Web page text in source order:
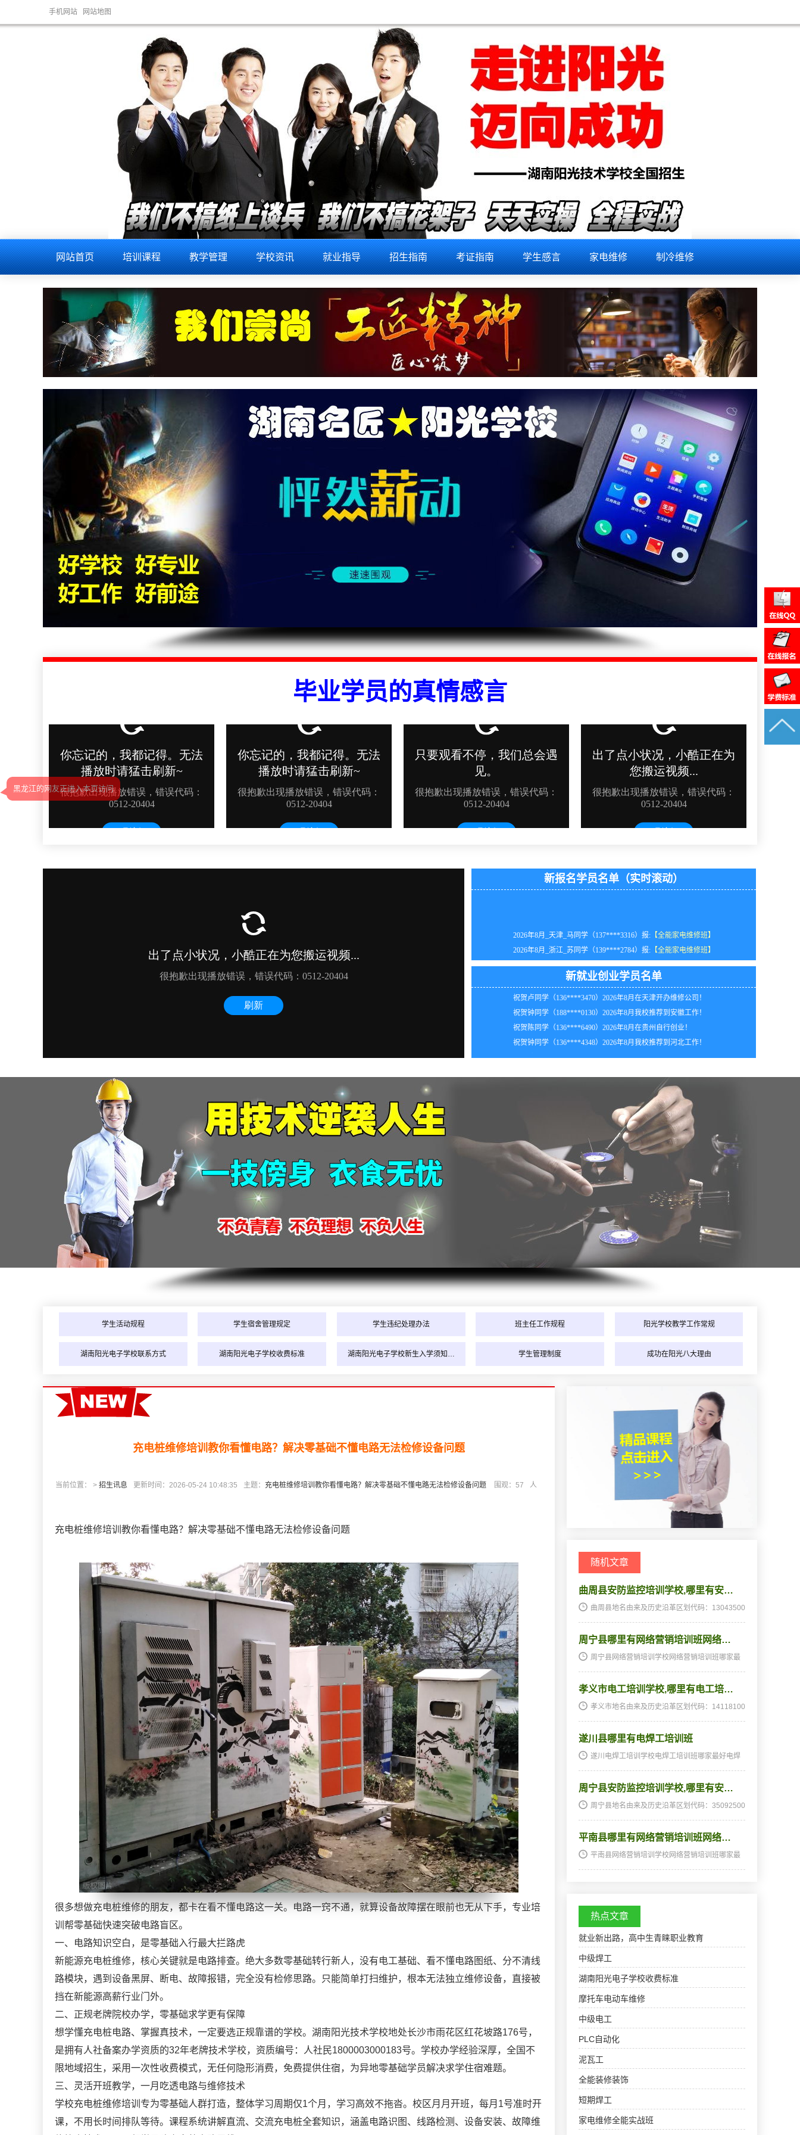
修
培
训
教
你
看
懂
电
路
？
解
决
零
基
础
不
懂
电
无
法
修
设
备
题
手机网站 网站地图
网站首页 培训课程 教学管理 学校资讯 就业指导 招生指南 考证指南 学生感言 家电维修 制冷维修
毕业学员的真情感言
新报名学员名单（实时滚动）
2026年8月_浙江_苏同学（139****2784）报: 【全能家电维修班】
2026年8月_四川_潘同学（136****9390）报: 【空调制冷维修班】
2026年8月_湖北_代同学（138****9897）报:【电动工具维修班】
2026年8月_河南_田同学（139****4012）报: 【电动工具维修班】
2026年8月_广东_代同学（138****3691）报:【全能家电维修班】
2026年8月_重庆_谭同学（137****2773）报:【全能家电维修班】
2026年8月_福建_陈同学（131****0711）报:【全能家电维修班】
2026年8月_北京_胡同学（182****9123）报:【家电清洗实战班】
2026年8月黑龙江江同学（131****5370）报:【家电清洗实战班】
【全能家电维修班】
新就业创业学员名单
祝贺刘同学（186****3123）2026年8月在天津开办维修公司！
祝贺潘同学（139****1396）2026年8月我校推荐到黑龙江工作
祝贺钟同学（188****0130）2026年8月我校推荐到安徽工作！
祝贺陈同学（136****6490）2026年8月在贵州自行创业！
祝贺钟同学（136****4348）2026年8月我校推荐到河北工作！
祝贺韩同学（133****2954）2026年8月在河南自行创业！
祝贺周同学（138****4555）2026年8月到海南知名企业工作！
学生活动规程 学生宿舍管理规定 学生违纪处理办法 班主任工作规程 阳光学校教学工作常规
湖南阳光电子学校联系方式 湖南阳光电子学校收费标准 湖南阳光电子学校新生入学须知… 学生管理制度 成功在阳光八大理由
充电桩维修培训教你看懂电路？解决零基础不懂电路无法检修设备问题
当前位置： > 招生讯息 更新时间：2026-05-24 10:48:35 主题： 充电桩维修培训教你看懂电路？解决零基础不懂电路无法检修设备问题 围观： 57 人
充电桩维修培训教你看懂电路？解决零基础不懂电路无法检修设备问题
很多想做充电桩维修的朋友，都卡在看不懂电路这一关。电路一窍不通，就算设备故障摆在眼前也无从下手，专业培
训帮零基础快速突破电路盲区。
一、电路知识空白，是零基础入行最大拦路虎
新能源充电桩维修，核心关键就是电路排查。绝大多数零基础转行新人，没有电工基础、看不懂电路图纸、分不清线
路模块，遇到设备黑屏、断电、故障报错，完全没有检修思路。只能简单打扫维护，根本无法独立维修设备，直接被
挡在新能源高薪行业门外。
二、正规老牌院校办学，零基础求学更有保障
想学懂充电桩电路、掌握真技术，一定要选正规靠谱的学校。湖南阳光技术学校地处长沙市雨花区红花坡路176号，
是拥有人社备案办学资质的32年老牌技术学校，资质编号：人社民1800003000183号。学校办学经验深厚，全国不
限地域招生，采用一次性收费模式，无任何隐形消费，免费提供住宿，为异地零基础学员解决求学住宿难题。
三、灵活开班教学，一月吃透电路与维修技术
学校充电桩维修培训专为零基础人群打造，整体学习周期仅1个月，学习高效不拖沓。校区月月开班，每月1号准时开
课，不用长时间排队等待。课程系统讲解直流、交流充电桩全套知识，涵盖电路识图、线路检测、设备安装、故障维
随机文章
曲周县安防监控培训学校,哪里有安…
曲周县地名由来及历史沿革区划代码：13043500
边陲，故名。据明嘉靖《广平府志》卷1《封域
周宁县哪里有网络营销培训班网络…
周宁县网络营销培训学校网络营销培训班哪家最
络营销培训班哪家最好级以上行政区划一览狮城
孝义市电工培训学校,哪里有电工培…
孝义市地名由来及历史沿革区划代码：14118100
委会迎宾居委会府南居委会新乐居委会艺苑居委
遂川县哪里有电焊工培训班
遂川电焊工培训学校电焊工培训班哪家最好电焊
工培训学校电焊工培训班哪家最好水南社区东路
周宁县安防监控培训学校,哪里有安…
周宁县地名由来及历史沿革区划代码：35092500
龙潭村安后村洋尾村坂头村虎岗村前坪村陈凤村
平南县哪里有网络营销培训班网络…
平南县网络营销培训学校网络营销培训班哪家最
热点文章
就业新出路，高中生青睐职业教育
中级焊工
湖南阳光电子学校收费标准
摩托车电动车维修
中级电工
PLC自动化
泥瓦工
全能装修装饰
短期焊工
家电维修全能实战班
黑龙江的网友正进入本页访问